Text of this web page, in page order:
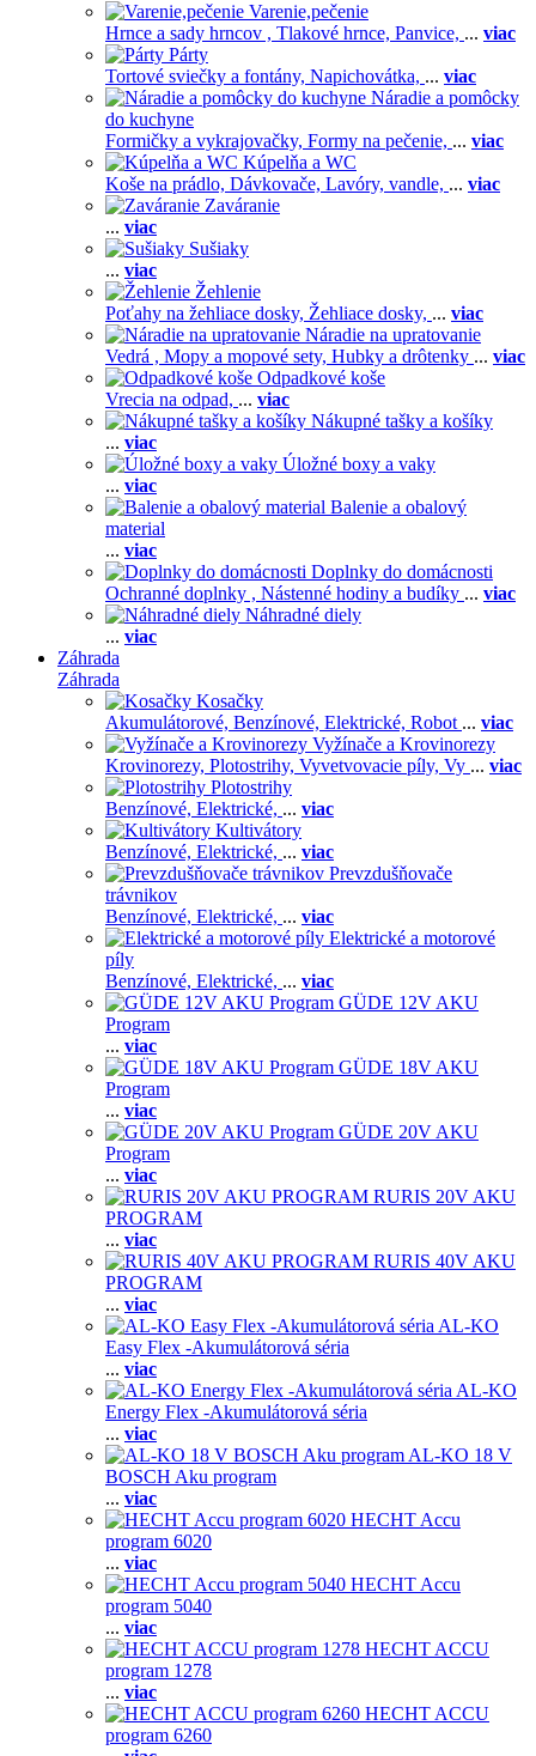
Varenie,pečenie
Hrnce a sady hrncov , Tlakové hrnce, Panvice, ... viac
Párty
Tortové sviečky a fontány, Napichovátka, ... viac
Náradie a pomôcky
do kuchyne
Formičky a vykrajovačky, Formy na pečenie, ... viac
Kúpelňa a WC
Koše na prádlo, Dávkovače, Lavóry, vandle, ... viac
Zaváranie
... viac
Sušiaky
... viac
Žehlenie
Poťahy na žehliace dosky, Žehliace dosky, ... viac
Náradie na upratovanie
Vedrá , Mopy a mopové sety, Hubky a drôtenky ... viac
Odpadkové koše
Vrecia na odpad, ... viac
Nákupné tašky a košíky
... viac
Úložné boxy a vaky
... viac
Balenie a obalový
material
... viac
Doplnky do domácnosti
Ochranné doplnky , Nástenné hodiny a budíky ... viac
Náhradné diely
... viac
Záhrada
Záhrada
Kosačky
Akumulátorové, Benzínové, Elektrické, Robot ... viac
Vyžínače a Krovinorezy
Krovinorezy, Plotostrihy, Vyvetvovacie píly, Vy ... viac
Plotostrihy
Benzínové, Elektrické, ... viac
Kultivátory
Benzínové, Elektrické, ... viac
Prevzdušňovače
trávnikov
Benzínové, Elektrické, ... viac
Elektrické a motorové
píly
Benzínové, Elektrické, ... viac
GÜDE 12V AKU
Program
... viac
GÜDE 18V AKU
Program
... viac
GÜDE 20V AKU
Program
... viac
RURIS 20V AKU
PROGRAM
... viac
RURIS 40V AKU
PROGRAM
... viac
AL-KO
Easy Flex -Akumulátorová séria
... viac
AL-KO
Energy Flex -Akumulátorová séria
... viac
AL-KO 18 V
BOSCH Aku program
... viac
HECHT Accu
program 6020
... viac
HECHT Accu
program 5040
... viac
HECHT ACCU
program 1278
... viac
HECHT ACCU
program 6260